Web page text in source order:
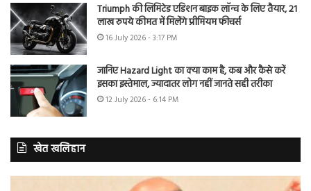
Triumph की लिमिटेड एडिशन बाइक लॉन्च के लिए तैयार, 21
लाख रुपये कीमत में मिलेंगे प्रीमियम फीचर्स
16 July 2026 - 3:17 PM
जानिए Hazard Light का क्या काम है, कब और कैसे करें
इसका इस्तेमाल, ज्यादातर लोग नहीं जानते सही तरीका
12 July 2026 - 6:14 PM
खेत खलिहान